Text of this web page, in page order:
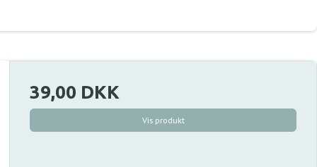
39,00 DKK
Vis produkt